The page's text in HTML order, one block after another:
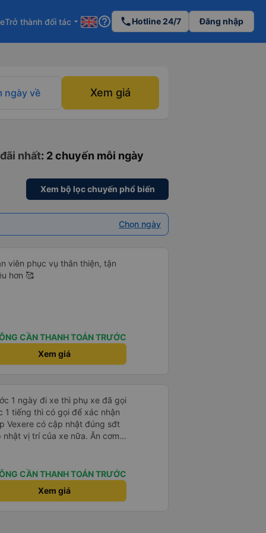
Trở thành đối tác arrow_drop_down help_outline phoneHotline 24/7 Đăng nhập
ngày về Xem giá
nhất: 2 chuyến mỗi ngày
Xem bộ lọc chuyến phổ biến
Chọn ngày
viên phục vụ thân thiện, tận
hơn 🥰
CẦN THANH TOÁN TRƯỚC
Xem giá
1 ngày đi xe thì phụ xe đã gọi
1 tiếng thì có gọi để xác nhận
vị trí của xe nữa. Ăn cơm
CẦN THANH TOÁN TRƯỚC
Xem giá